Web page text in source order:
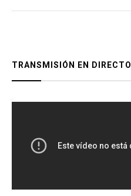
TRANSMISIÓN EN DIRECTO